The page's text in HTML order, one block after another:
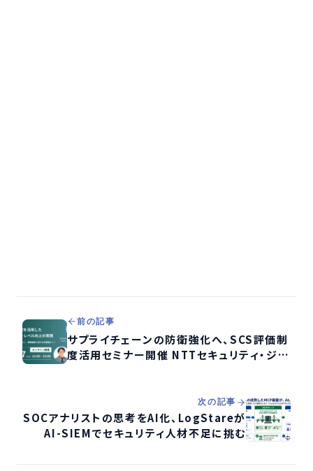
前の記事
サプライチェーンの防衛強化へ、SCS評価制
度活用セミナー開催 NTTセキュリティ・ジャ
次の記事
SOCアナリストの思考をAI化、LogStareが
AI-SIEMでセキュリティ人材不足に挑む